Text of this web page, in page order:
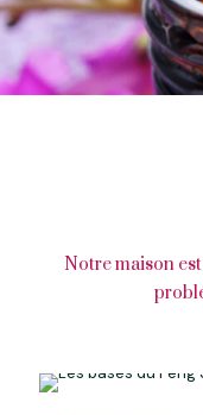
Notre maison